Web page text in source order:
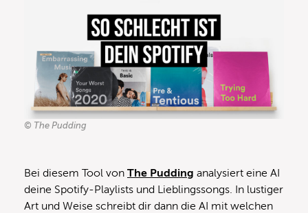
© The Pudding
Bei diesem Tool von The Pudding analysiert eine AI
deine Spotify-Playlists und Lieblingssongs. In lustiger
Art und Weise schreibt dir dann die AI mit welchen